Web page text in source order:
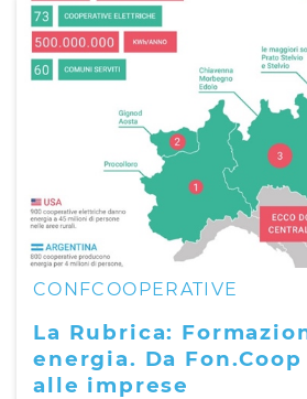
CONFCOOPERATIVE
La Rubrica:
energia. Da
alle imprese